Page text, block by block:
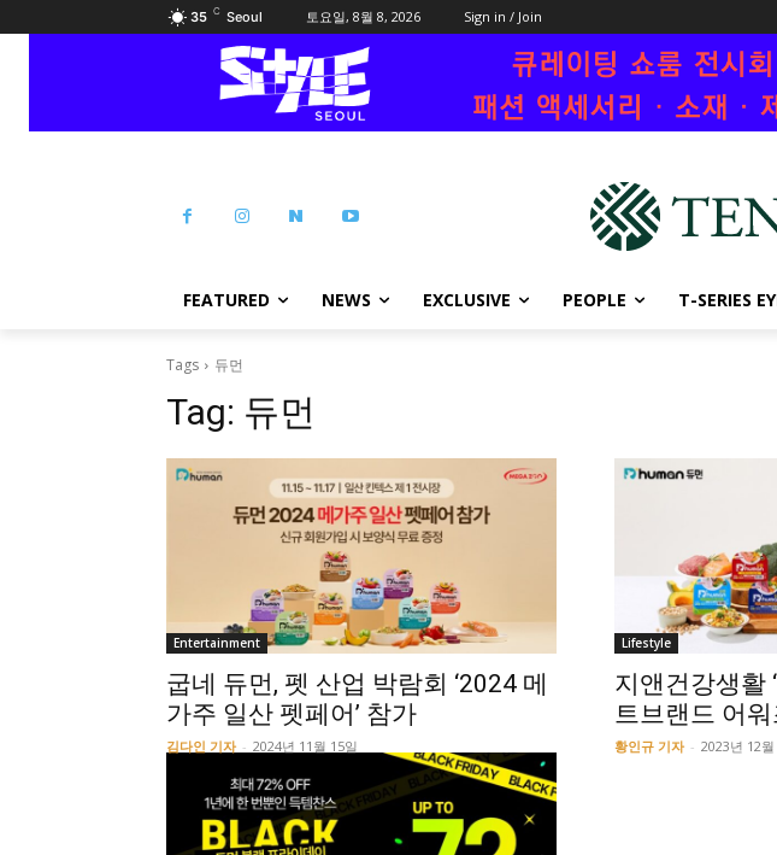
35 C Seoul 토요일, 8월 8, 2026 Sign in / Join
FEATURED NEWS EXCLUSIVE PEOPLE T-SERIES
Tags 듀먼
Tag: 듀먼
Entertainment
굽네 듀먼, 펫 산업 박람회 ‘2024 메
가주 일산 펫페어’ 참가
김다인 기자 - 2024년 11월 15일
Lifestyle
지앤건강생활
트브랜드 어
황인규 기자 - 2023년 12월